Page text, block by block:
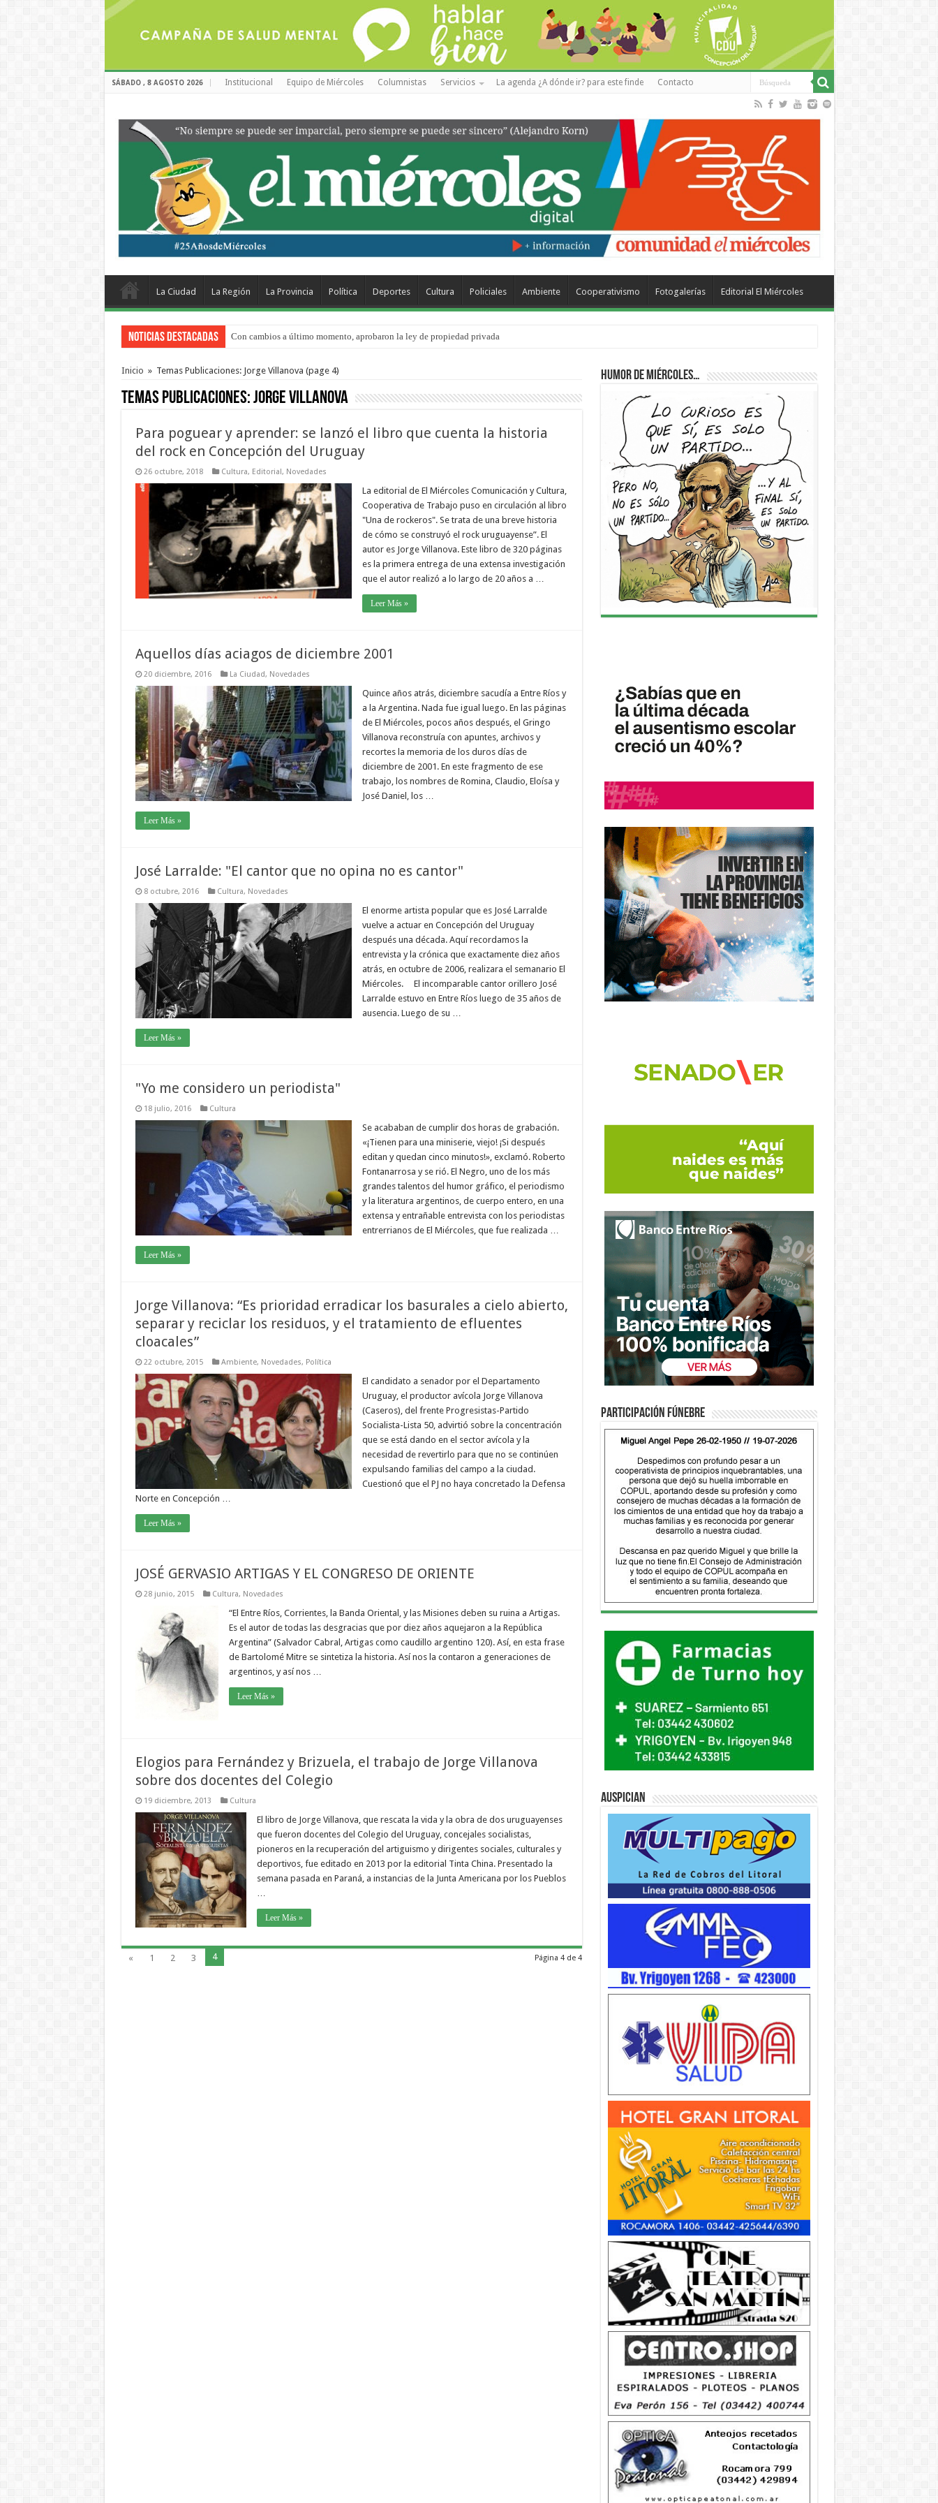
SÁBADO , 8 AGOSTO 2026 Institucional Equipo de Miércoles Columnistas Servicios La agenda ¿A dónde ir? para este finde Contacto
La Ciudad La Región La Provincia Política Deportes Cultura Policiales Ambiente Cooperativismo Fotogalerías Editorial El Miércoles
Noticias Destacadas Con cambios a último momento, aprobaron la ley de propiedad privada
Adopción en Entre Ríos: el 35% de los 90 niños, niñas y adolescentes que esperan una familia tiene CUD
Inicio » Temas Publicaciones: Jorge Villanova (page 4)
Temas Publicaciones:Jorge Villanova
Para poguear y aprender: se lanzó el libro que cuenta la historia
del rock en Concepción del Uruguay
26 octubre, 2018 Cultura, Editorial, Novedades
La editorial de El Miércoles Comunicación y Cultura,
Cooperativa de Trabajo puso en circulación al libro
"Una de rockeros". Se trata de una breve historia
de cómo se construyó el rock uruguayense”. El
autor es Jorge Villanova. Este libro de 320 páginas
es la primera entrega de una extensa investigación
que el autor realizó a lo largo de 20 años a …
Leer Más »
Aquellos días aciagos de diciembre 2001
20 diciembre, 2016 La Ciudad, Novedades
Quince años atrás, diciembre sacudía a Entre Ríos y
a la Argentina. Nada fue igual luego. En las páginas
de El Miércoles, pocos años después, el Gringo
Villanova reconstruía con apuntes, archivos y
recortes la memoria de los duros días de
diciembre de 2001. En este fragmento de ese
trabajo, los nombres de Romina, Claudio, Eloísa y
José Daniel, los …
Leer Más »
José Larralde: "El cantor que no opina no es cantor"
8 octubre, 2016 Cultura, Novedades
El enorme artista popular que es José Larralde
vuelve a actuar en Concepción del Uruguay
después una década. Aquí recordamos la
entrevista y la crónica que exactamente diez años
atrás, en octubre de 2006, realizara el semanario El
Miércoles. El incomparable cantor orillero José
Larralde estuvo en Entre Ríos luego de 35 años de
ausencia. Luego de su …
Leer Más »
"Yo me considero un periodista"
18 julio, 2016 Cultura
Se acababan de cumplir dos horas de grabación.
«¡Tienen para una miniserie, viejo! ¡Si después
editan y quedan cinco minutos!», exclamó. Roberto
Fontanarrosa y se rió. El Negro, uno de los más
grandes talentos del humor gráfico, el periodismo
y la literatura argentinos, de cuerpo entero, en una
extensa y entrañable entrevista con los periodistas
entrerrianos de El Miércoles, que fue realizada …
Leer Más »
Jorge Villanova: “Es prioridad erradicar los basurales a cielo abierto,
separar y reciclar los residuos, y el tratamiento de efluentes
cloacales”
22 octubre, 2015 Ambiente, Novedades, Política
El candidato a senador por el Departamento
Uruguay, el productor avícola Jorge Villanova
(Caseros), del frente Progresistas-Partido
Socialista-Lista 50, advirtió sobre la concentración
que se está dando en el sector avícola y la
necesidad de revertirlo para que no se continúen
expulsando familias del campo a la ciudad.
Cuestionó que el PJ no haya concretado la Defensa
Norte en Concepción …
Leer Más »
JOSÉ GERVASIO ARTIGAS Y EL CONGRESO DE ORIENTE
28 junio, 2015 Cultura, Novedades
“El Entre Ríos, Corrientes, la Banda Oriental, y las Misiones deben su ruina a Artigas.
Es el autor de todas las desgracias que por diez años aquejaron a la República
Argentina” (Salvador Cabral, Artigas como caudillo argentino 120). Así, en esta frase
de Bartolomé Mitre se sintetiza la historia. Así nos la contaron a generaciones de
argentinos, y así nos …
Leer Más »
Elogios para Fernández y Brizuela, el trabajo de Jorge Villanova
sobre dos docentes del Colegio
19 diciembre, 2013 Cultura
El libro de Jorge Villanova, que rescata la vida y la obra de dos uruguayenses
que fueron docentes del Colegio del Uruguay, concejales socialistas,
pioneros en la recuperación del artiguismo y dirigentes sociales, culturales y
deportivos, fue editado en 2013 por la editorial Tinta China. Presentado la
semana pasada en Paraná, a instancias de la Junta Americana por los Pueblos
…
Leer Más »
Página 4 de 4
« 1 2 3 4
Humor de Miércoles…
Participación fúnebre
Auspician